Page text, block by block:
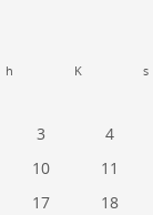
h K s
3
4
10
11
17
18